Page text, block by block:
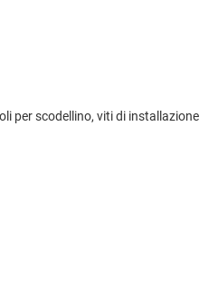
per scodellino, viti di installazione